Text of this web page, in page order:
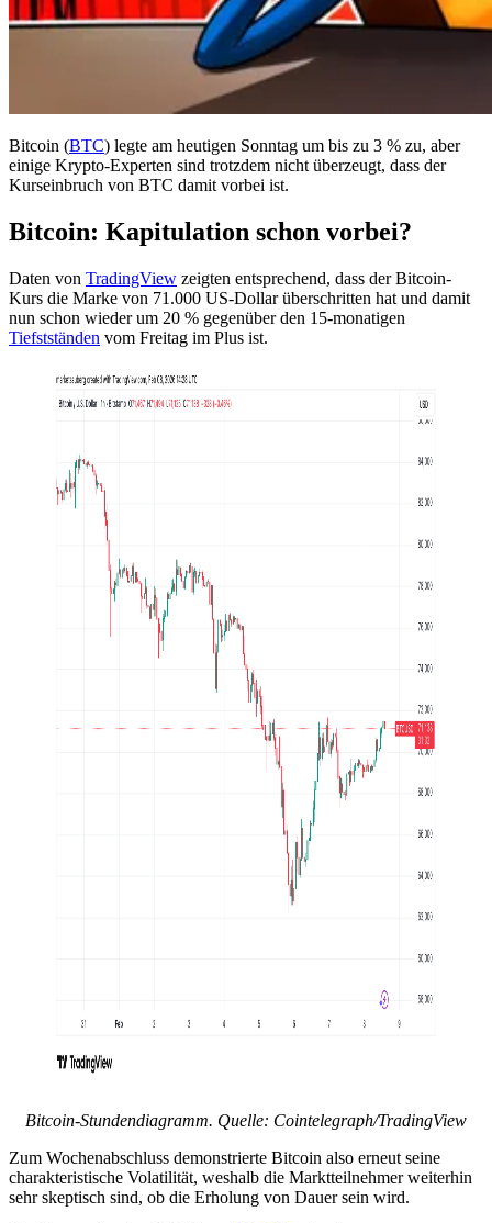
Bitcoin (BTC) legte am heutigen Sonntag um bis zu 3 % zu, aber
einige Krypto-Experten sind trotzdem nicht überzeugt, dass der
Kurseinbruch von BTC damit vorbei ist.
Bitcoin: Kapitulation schon vorbei?
Daten von TradingView zeigten entsprechend, dass der Bitcoin-
Kurs die Marke von 71.000 US-Dollar überschritten hat und damit
nun schon wieder um 20 % gegenüber den 15-monatigen
Tiefstständen vom Freitag im Plus ist.
Bitcoin-Stundendiagramm. Quelle: Cointelegraph/TradingView
Zum Wochenabschluss demonstrierte Bitcoin also erneut seine
charakteristische Volatilität, weshalb die Marktteilnehmer weiterhin
sehr skeptisch sind, ob die Erholung von Dauer sein wird.